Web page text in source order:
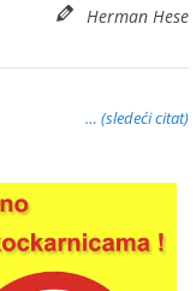
Herman Hese
… (sledeći citat)